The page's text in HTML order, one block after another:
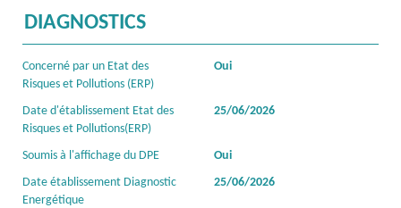
DIAGNOSTICS
Concerné par un Etat des
Risques et Pollutions (ERP)
Oui
Date d'établissement Etat des
Risques et Pollutions(ERP)
25/06/2026
Soumis à l'affichage du DPE
Oui
Date établissement Diagnostic
Energétique
25/06/2026